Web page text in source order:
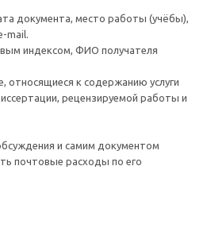
документа, место работы (учёбы),
mail.
индексом, ФИО получателя
относящиеся к содержанию услуги
рецензируемой работы и
и самим документом
почтовые расходы по его